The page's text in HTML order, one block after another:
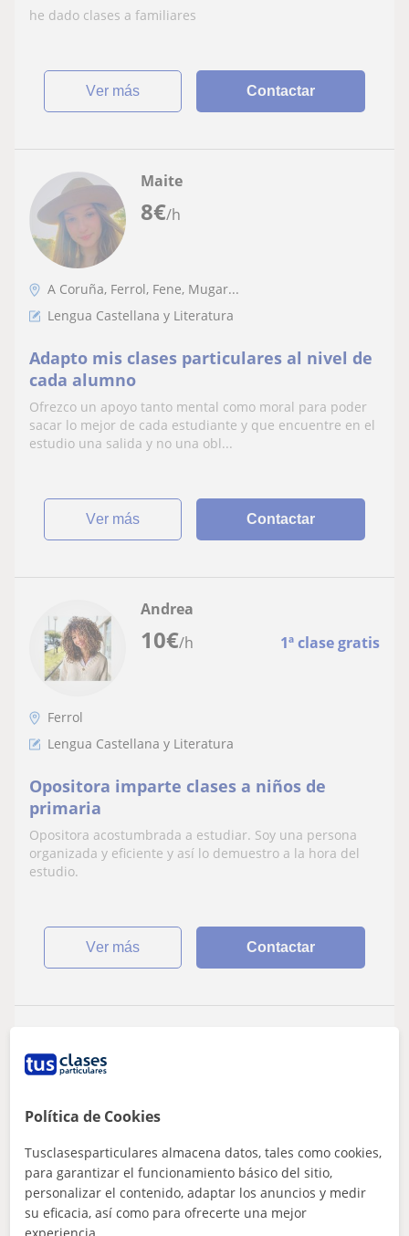
he dado clases a familiares
ver más Contactar
8€/h
Maite
A Coruña, Ferrol, Fene, Mugar...
Lengua Castellana y Literatura
Adapto mis clases particulares al nivel de
cada alumno
Ofrezco un apoyo tanto mental como moral para poder
sacar lo mejor de cada estudiante y que encuentre en el
estudio una salida y no una obl...
ver más Contactar
10€/h 1ª clase gratis
Andrea
Ferrol
Lengua Castellana y Literatura
Opositora imparte clases a niños de
primaria
Opositora acostumbrada a estudiar. Soy una persona
organizada y eficiente y así lo demuestro a la hora del
estudio.
ver más Contactar
Ferrol, Fene, Mugardos, Narón...
Lengua Castellana y Literatura
Soy profesora de educación primaria con
Política de Cookies
Tusclasesparticulares almacena datos, tales como cookies,
para garantizar el funcionamiento básico del sitio,
personalizar el contenido, adaptar los anuncios y medir
su eficacia, así como para ofrecerte una mejor
experiencia.